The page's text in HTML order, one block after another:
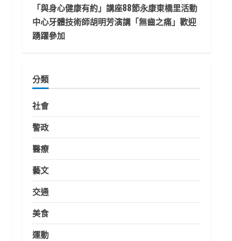
「與身心健康有約」講座88節永康東橋里活動
中心牙體技術師胡明芳演講「無齒之痛」歡迎
踴躍參加
分類
社會
警政
醫療
藝文
交通
美食
運動